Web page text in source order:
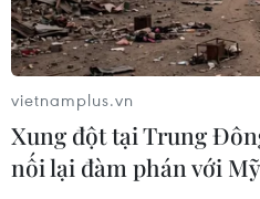
vietnamplus.vn
Xung đột tại Trung
nối lại đàm phán với Mỹ